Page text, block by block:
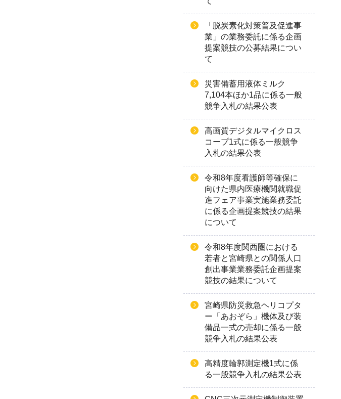
「脱炭素化対策普及促進事
業」の業務委託に係る企画
提案競技の公募結果につい
て
災害備蓄用液体ミルク
7,104本ほか1品に係る一般
競争入札の結果公表
高画質デジタルマイクロス
コープ1式に係る一般競争
入札の結果公表
令和8年度看護師等確保に
向けた県内医療機関就職促
進フェア事業実施業務委託
に係る企画提案競技の結果
について
令和8年度関西圏における
若者と宮崎県との関係人口
創出事業業務委託企画提案
競技の結果について
宮崎県防災救急ヘリコプタ
ー「あおぞら」機体及び装
備品一式の売却に係る一般
競争入札の結果公表
高精度輪郭測定機1式に係
る一般競争入札の結果公表